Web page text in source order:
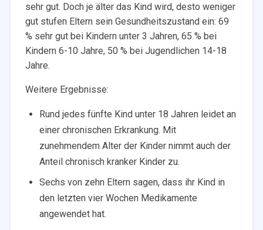
sehr gut. Doch je älter das Kind wird, desto weniger
gut stufen Eltern sein Gesundheitszustand ein: 69
% sehr gut bei Kindern unter 3 Jahren, 65 % bei
Kindern 6-10 Jahre, 50 % bei Jugendlichen 14-18
Jahre.
Weitere Ergebnisse:
Rund jedes fünfte Kind unter 18 Jahren leidet an
einer chronischen Erkrankung. Mit
zunehmendem Alter der Kinder nimmt auch der
Anteil chronisch kranker Kinder zu.
Sechs von zehn Eltern sagen, dass ihr Kind in
den letzten vier Wochen Medikamente
angewendet hat.